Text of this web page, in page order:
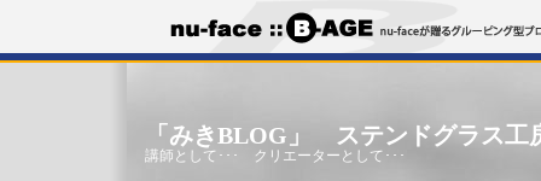
「みきBLOG」 ステンドグラス工
講師として･･･ クリエーターとして･･･